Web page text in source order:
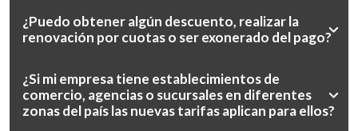
¿Puedo obtener algún descuento, realizar la
renovación por cuotas o ser exonerado del pago?
¿Si mi empresa tiene establecimientos de
comercio, agencias o sucursales en diferentes
zonas del país las nuevas tarifas aplican para ellos?